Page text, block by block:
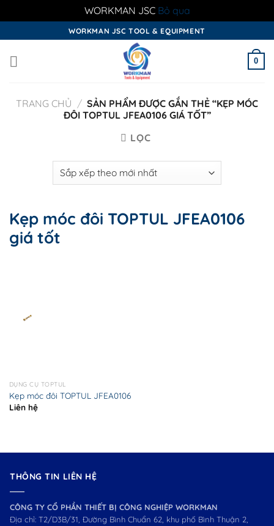
WORKMAN JSC Bỏ qua
to
content
WORKMAN JSC TOOL & EQUIPMENT
0
TRANG CHỦ / SẢN PHẨM ĐƯỢC GẮN THẺ “KẸP MÓC
ĐÔI TOPTUL JFEA0106 GIÁ TỐT”
LỌC
Kẹp móc đôi TOPTUL JFEA0106
giá tốt
DỤNG CỤ TOPTUL
Kẹp móc đôi TOPTUL JFEA0106
Liên hệ
THÔNG TIN LIÊN HỆ
CÔNG TY CỔ PHẦN THIẾT BỊ CÔNG NGHIỆP WORKMAN
Địa chỉ: T2/D3B/31, Đường Bình Chuẩn 62, khu phố Bình Thuận 2,